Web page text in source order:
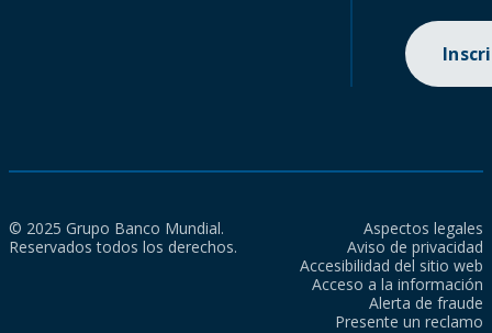
© 2025 Grupo Banco Mundial.
Reservados todos los derechos.
Aspectos legales
Aviso de privacidad
Accesibilidad del sitio web
Acceso a la información
Alerta de fraude
Presente un reclamo